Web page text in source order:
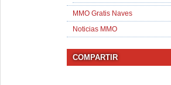
MMO Gratis Naves
Noticias MMO
COMPARTIR